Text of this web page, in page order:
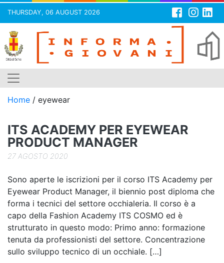
THURSDAY, 06 AUGUST 2026
Skip
content
Home / eyewear
ITS ACADEMY PER EYEWEAR
PRODUCT MANAGER
27 AGOSTO 2020
Sono aperte le iscrizioni per il corso ITS Academy per
Eyewear Product Manager, il biennio post diploma che
forma i tecnici del settore occhialeria. Il corso è a
capo della Fashion Academy ITS COSMO ed è
strutturato in questo modo: Primo anno: formazione
tenuta da professionisti del settore. Concentrazione
sullo sviluppo tecnico di un occhiale. […]